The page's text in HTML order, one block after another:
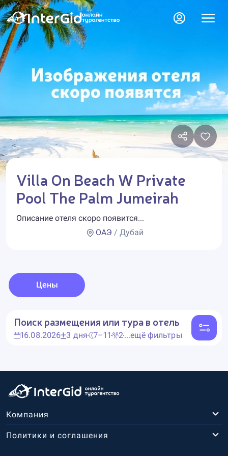
Villa On Beach W Private
Pool The Palm Jumeirah
Описание отеля скоро появится...
ОАЭ / Дубай
Цены
Поиск размещения или тура в отель
16.08.2026 3 дня 7–11 2...ещё фильтры
Компания
Политики и соглашения